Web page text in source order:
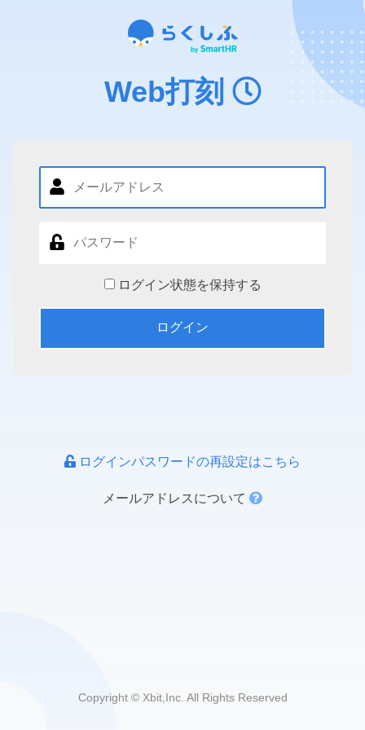
Web打刻
ログイン状態を保持する
ログインパスワードの再設定はこちら
メールアドレスについて
Copyright © Xbit,Inc. All Rights Reserved